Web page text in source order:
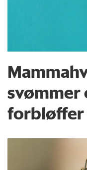
svømmer
forbløffer